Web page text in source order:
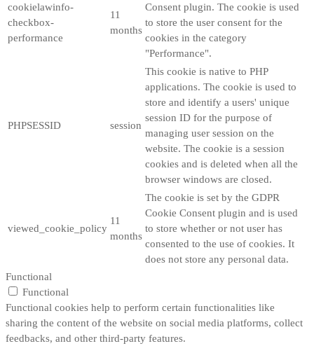
cookielawinfo-
checkbox-
performance
11
months
Consent plugin. The cookie is used
to store the user consent for the
cookies in the category
"Performance".
PHPSESSID session
This cookie is native to PHP
applications. The cookie is used to
store and identify a users' unique
session ID for the purpose of
managing user session on the
website. The cookie is a session
cookies and is deleted when all the
browser windows are closed.
viewed_cookie_policy
11
months
The cookie is set by the GDPR
Cookie Consent plugin and is used
to store whether or not user has
consented to the use of cookies. It
does not store any personal data.
Functional
Functional
Functional cookies help to perform certain functionalities like
sharing the content of the website on social media platforms, collect
feedbacks, and other third-party features.